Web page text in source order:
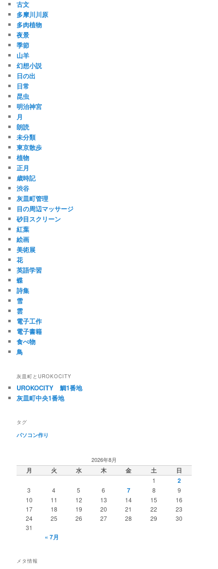
古文
多摩川川原
多肉植物
夜景
季節
山羊
幻想小説
日の出
日常
昆虫
明治神宮
月
朗読
未分類
東京散歩
植物
正月
歳時記
渋谷
灰皿町管理
目の周辺マッサージ
砂目スクリーン
紅葉
絵画
美術展
花
英語学習
蝶
詩集
雪
雲
電子工作
電子書籍
食べ物
鳥
灰皿町とUROKOCITY
UROKOCITY 鯛1番地
灰皿町中央1番地
タグ
パソコン作り
2026年8月
月 火 水 木 金 土 日
1 2
3 4 5 6 7 8
9
10
11 12 13 14 15
16
17
18 19 20 21 22
23
24
25 26 27 28 29
30
31
« 7月
メタ情報